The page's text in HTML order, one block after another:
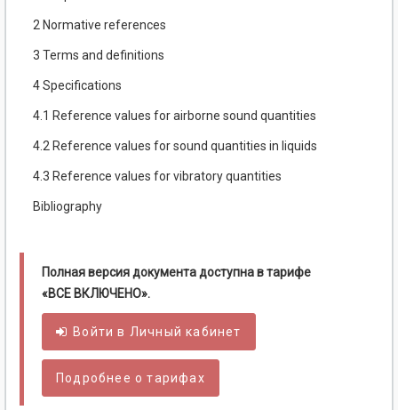
2 Normative references
3 Terms and definitions
4 Specifications
4.1 Reference values for airborne sound quantities
4.2 Reference values for sound quantities in liquids
4.3 Reference values for vibratory quantities
Bibliography
Полная версия документа доступна в тарифе
«ВСЕ ВКЛЮЧЕНО».
Войти в Личный кабинет
Подробнее о тарифах